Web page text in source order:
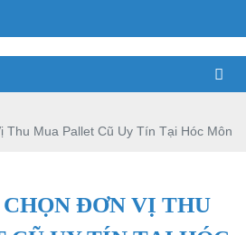
Thu Mua Pallet Cũ Uy Tín Tại Hóc Môn
ĐƠN VỊ THU